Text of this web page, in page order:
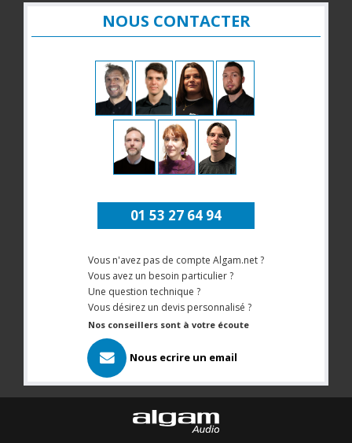
NOUS CONTACTER
01 53 27 64 94
Vous n'avez pas de compte Algam.net ?
Vous avez un besoin particulier ?
Une question technique ?
Vous désirez un devis personnalisé ?
Nos conseillers sont à votre écoute
Nous ecrire un email